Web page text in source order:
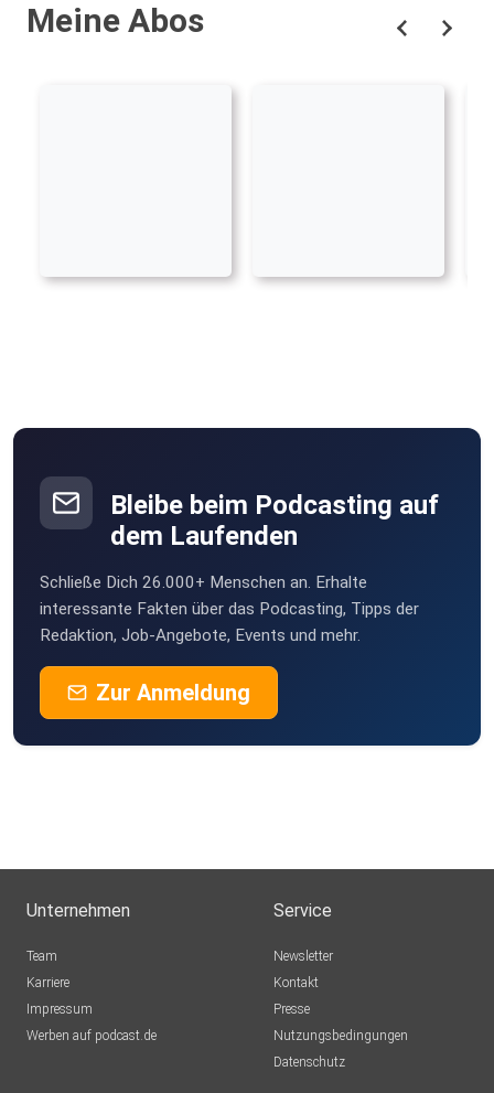
Meine Abos
Bleibe beim Podcasting auf
dem Laufenden
Schließe Dich 26.000+ Menschen an. Erhalte
interessante Fakten über das Podcasting, Tipps der
Redaktion, Job-Angebote, Events und mehr.
Zur Anmeldung
Unternehmen
Team
Karriere
Impressum
Werben auf podcast.de
Service
Newsletter
Kontakt
Presse
Nutzungsbedingungen
Datenschutz